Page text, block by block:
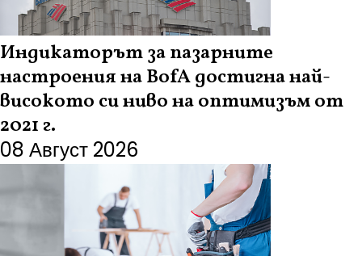
Индикаторът за пазарните
настроения на BofA достигна най-
високото си ниво на оптимизъм от
2021 г.
08 Август 2026